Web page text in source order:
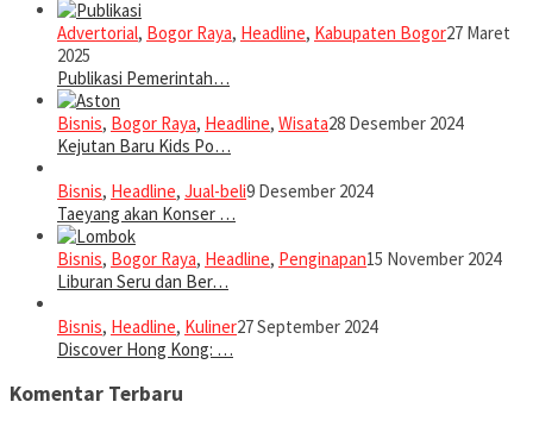
Advertorial, Bogor Raya, Headline, Kabupaten Bogor27 Maret
2025
Publikasi Pemerintah…
Bisnis, Bogor Raya, Headline, Wisata28 Desember 2024
Kejutan Baru Kids Po…
Bisnis, Headline, Jual-beli9 Desember 2024
Taeyang akan Konser …
Bisnis, Bogor Raya, Headline, Penginapan15 November 2024
Liburan Seru dan Ber…
Bisnis, Headline, Kuliner27 September 2024
Discover Hong Kong: …
Komentar Terbaru